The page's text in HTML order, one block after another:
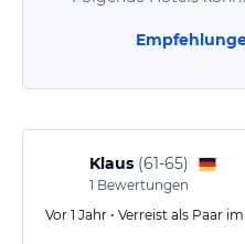
Klaus (61-65)
1 Bewertungen
Vor 1 Jahr • Verreist als Paar